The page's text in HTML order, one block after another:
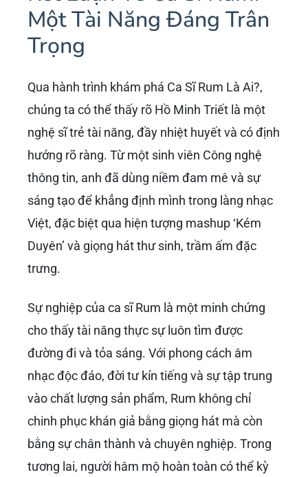
Một Tài Năng Đáng Trân
Trọng
Qua hành trình khám phá Ca Sĩ Rum Là Ai?,
chúng ta có thể thấy rõ Hồ Minh Triết là một
nghệ sĩ trẻ tài năng, đầy nhiệt huyết và có định
hướng rõ ràng. Từ một sinh viên Công nghệ
thông tin, anh đã dùng niềm đam mê và sự
sáng tạo để khẳng định mình trong làng nhạc
Việt, đặc biệt qua hiện tượng mashup ‘Kém
Duyên’ và giọng hát thư sinh, trầm ấm đặc
trưng.
Sự nghiệp của ca sĩ Rum là một minh chứng
cho thấy tài năng thực sự luôn tìm được
đường đi và tỏa sáng. Với phong cách âm
nhạc độc đáo, đời tư kín tiếng và sự tập trung
vào chất lượng sản phẩm, Rum không chỉ
chinh phục khán giả bằng giọng hát mà còn
bằng sự chân thành và chuyên nghiệp. Trong
tương lai, người hâm mộ hoàn toàn có thể kỳ